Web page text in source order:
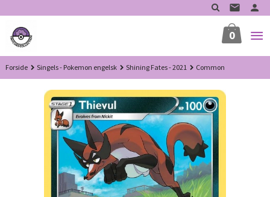
til
innholdet
0
Forside Singels - Pokemon engelsk Shining Fates - 2021 Common